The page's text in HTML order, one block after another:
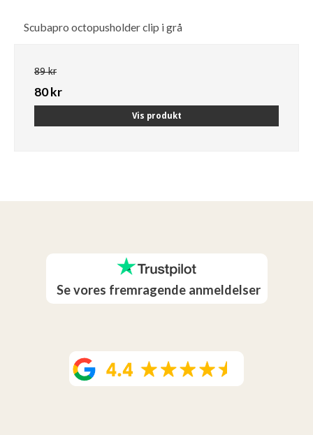
Scubapro octopusholder clip i grå
89 kr
80 kr
Vis produkt
Se vores fremragende anmeldelser